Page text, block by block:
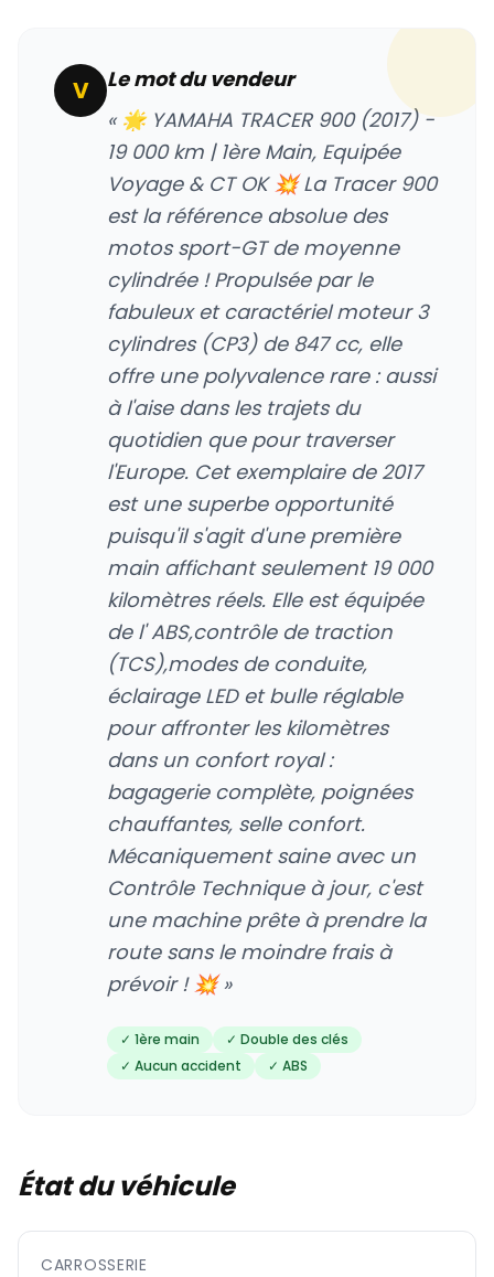
V
Le mot du vendeur
« 🌟 YAMAHA TRACER 900 (2017) -
19 000 km | 1ère Main, Equipée
Voyage & CT OK 💥 La Tracer 900
est la référence absolue des
motos sport-GT de moyenne
cylindrée ! Propulsée par le
fabuleux et caractériel moteur 3
cylindres (CP3) de 847 cc, elle
offre une polyvalence rare : aussi
à l'aise dans les trajets du
quotidien que pour traverser
l'Europe. Cet exemplaire de 2017
est une superbe opportunité
puisqu'il s'agit d'une première
main affichant seulement 19 000
kilomètres réels. Elle est équipée
de l' ABS,contrôle de traction
(TCS),modes de conduite,
éclairage LED et bulle réglable
pour affronter les kilomètres
dans un confort royal :
bagagerie complète, poignées
chauffantes, selle confort.
Mécaniquement saine avec un
Contrôle Technique à jour, c'est
une machine prête à prendre la
route sans le moindre frais à
prévoir ! 💥 »
✓ 1ère main
✓ Double des clés
✓ Aucun accident
✓ ABS
État du véhicule
CARROSSERIE